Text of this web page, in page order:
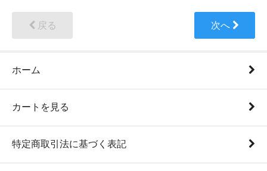
戻る 次へ
ホーム
カートを見る
特定商取引法に基づく表記